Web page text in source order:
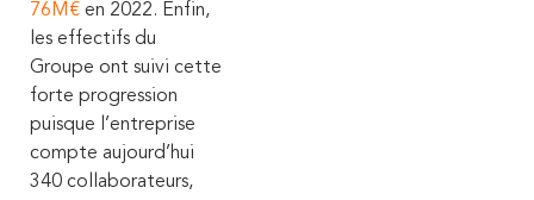
76M€ en 2022. Enfin,
les effectifs du
Groupe ont suivi cette
forte progression
puisque l’entreprise
compte aujourd’hui
340 collaborateurs,